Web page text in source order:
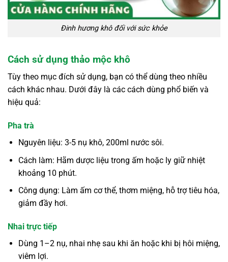
Đinh hương khô đối với sức khỏe
Cách sử dụng thảo mộc khô
Tùy theo mục đích sử dụng, bạn có thể dùng theo nhiều
cách khác nhau. Dưới đây là các cách dùng phổ biến và
hiệu quả:
Pha trà
Nguyên liệu: 3-5 nụ khô, 200ml nước sôi.
Cách làm: Hãm dược liệu trong ấm hoặc ly giữ nhiệt
khoảng 10 phút.
Công dụng: Làm ấm cơ thể, thơm miệng, hỗ trợ tiêu hóa,
giảm đầy hơi.
Nhai trực tiếp
Dùng 1–2 nụ, nhai nhẹ sau khi ăn hoặc khi bị hôi miệng,
viêm lợi.